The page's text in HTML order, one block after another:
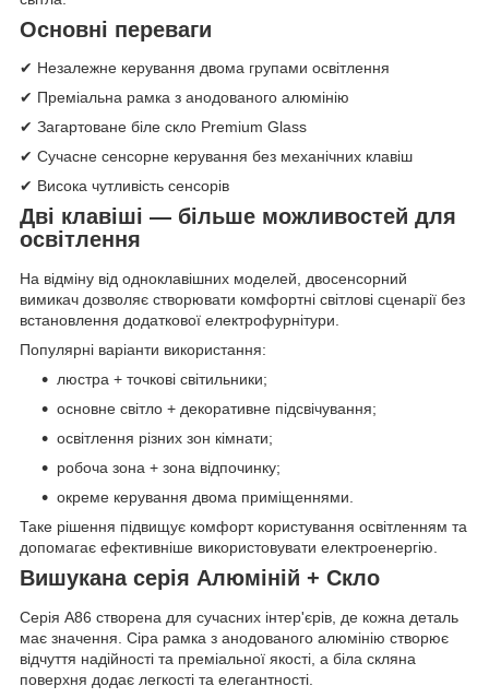
Основні переваги
✔ Незалежне керування двома групами освітлення
✔ Преміальна рамка з анодованого алюмінію
✔ Загартоване біле скло Premium Glass
✔ Сучасне сенсорне керування без механічних клавіш
✔ Висока чутливість сенсорів
Дві клавіші — більше можливостей для
освітлення
На відміну від одноклавішних моделей, двосенсорний
вимикач дозволяє створювати комфортні світлові сценарії без
встановлення додаткової електрофурнітури.
Популярні варіанти використання:
люстра + точкові світильники;
основне світло + декоративне підсвічування;
освітлення різних зон кімнати;
робоча зона + зона відпочинку;
окреме керування двома приміщеннями.
Таке рішення підвищує комфорт користування освітленням та
допомагає ефективніше використовувати електроенергію.
Вишукана серія Алюміній + Скло
Серія A86 створена для сучасних інтер'єрів, де кожна деталь
має значення. Сіра рамка з анодованого алюмінію створює
відчуття надійності та преміальної якості, а біла скляна
поверхня додає легкості та елегантності.